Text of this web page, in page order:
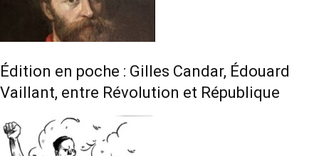
Édition en poche : Gilles Candar, Édouard
Vaillant, entre Révolution et République